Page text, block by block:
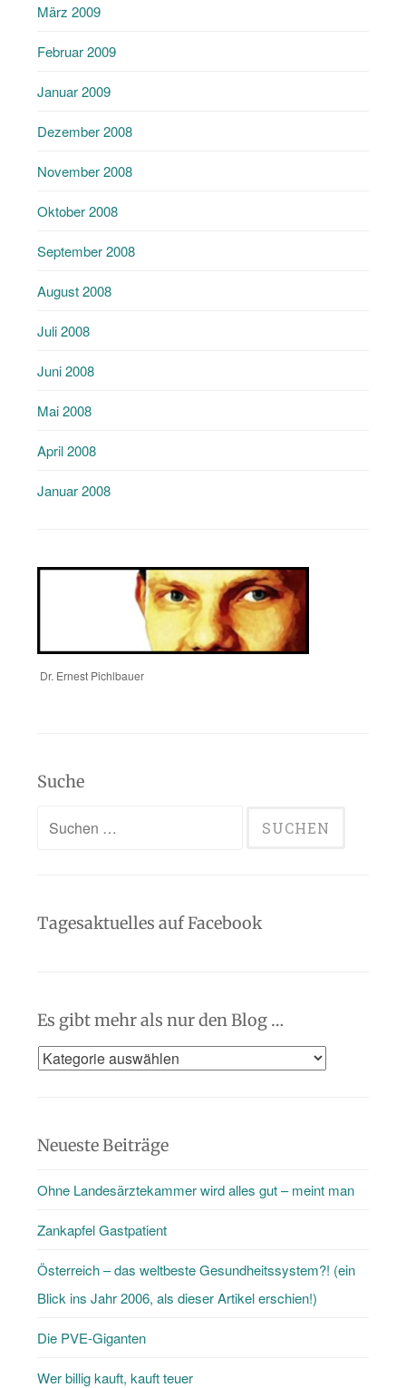
März 2009
Februar 2009
Januar 2009
Dezember 2008
November 2008
Oktober 2008
September 2008
August 2008
Juli 2008
Juni 2008
Mai 2008
April 2008
Januar 2008
Dr. Ernest Pichlbauer
Suche
Suchen
Tagesaktuelles auf Facebook
Es gibt mehr als nur den Blog …
Es
als
den
Blog
Neueste Beiträge
Ohne Landesärztekammer wird alles gut – meint man
Zankapfel Gastpatient
Österreich – das weltbeste Gesundheitssystem?! (ein
Blick ins Jahr 2006, als dieser Artikel erschien!)
Die PVE-Giganten
Wer billig kauft, kauft teuer